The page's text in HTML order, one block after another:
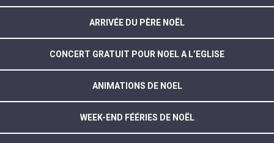
ARRIVÉE DU PÈRE NOËL
CONCERT GRATUIT POUR NOEL A L’EGLISE
ANIMATIONS DE NOEL
WEEK-END FÉÉRIES DE NOËL